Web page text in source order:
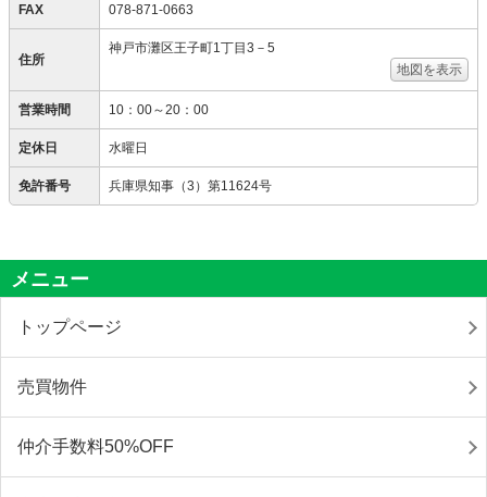
FAX 078-871-0663
住所
神戸市灘区王子町1丁目3－5
地図を表示
営業時間 10：00～20：00
定休日 水曜日
免許番号 兵庫県知事（3）第11624号
メニュー
トップページ
売買物件
仲介手数料50%OFF